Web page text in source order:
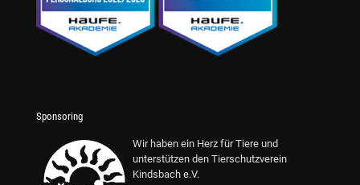
Sponsoring
Wir haben ein Herz für Tiere und
unterstützen den Tierschutzverein
Kindsbach e.V.